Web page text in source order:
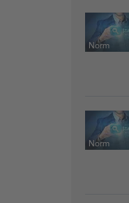
Norm
Norm